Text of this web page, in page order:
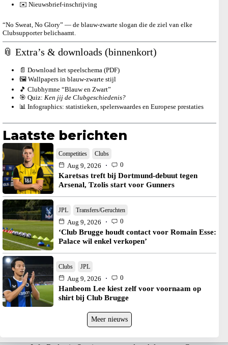
✉️ Nieuwsbrief-inschrijving
“No Sweat, No Glory” — de blauw-zwarte slogan die de ziel van elke
Clubsupporter belichaamt.
📎 Extra’s & downloads (binnenkort)
📄 Download het speelschema (PDF)
🖼️ Wallpapers in blauw-zwarte stijl
🎵 Clubhymne “Blauw en Zwart”
🎯 Quiz: Ken jij de Clubgeschiedenis?
📊 Infographics: statistieken, spelerswaardes en Europese prestaties
Laatste berichten
Competities Clubs
Aug 9, 2026 0
Karetsas treft bij Dortmund-debuut tegen
Arsenal, Tzolis start voor Gunners
JPL Transfers/Geruchten
Aug 9, 2026 0
‘Club Brugge houdt contact voor Romain Esse:
Palace wil enkel verkopen’
Clubs JPL
Aug 9, 2026 0
Hanbeom Lee kiest zelf voor voornaam op
shirt bij Club Brugge
Meer nieuws